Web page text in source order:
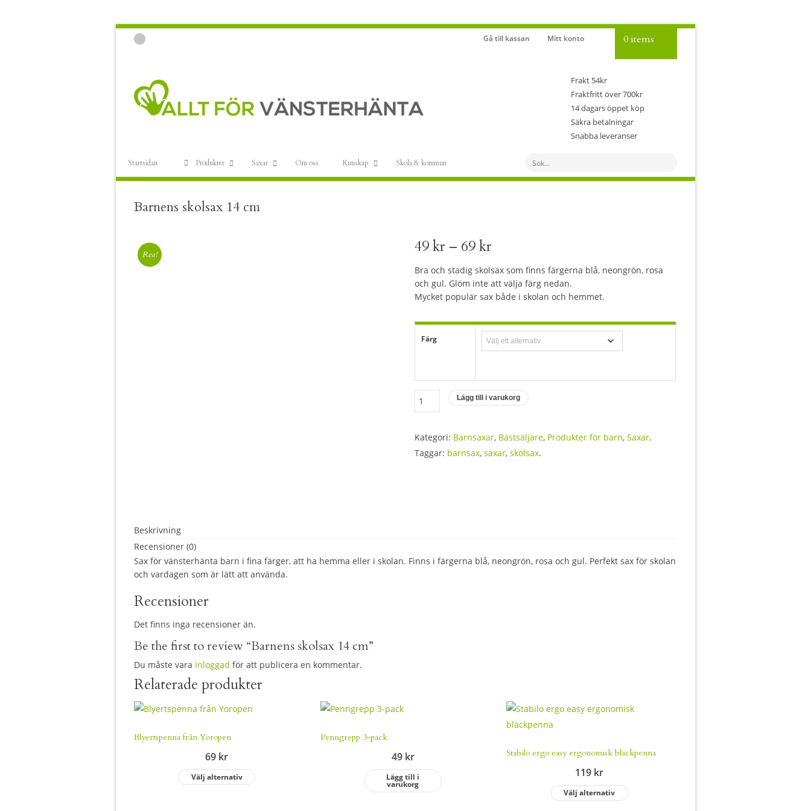
Gå till kassan Mitt konto 0 items
Frakt 54kr
Fraktfritt över 700kr
14 dagars öppet köp
Säkra betalningar
Snabba leveranser
Startsidan Produkter Saxar Om oss Kunskap Skola & kommun
Barnens skolsax 14 cm
Rea! 49kr – 69krPrisintervall:
till
69 kr
Bra och stadig skolsax som finns färgerna blå, neongrön, rosa
och gul. Glöm inte att välja färg nedan.
Mycket populär sax både i skolan och hemmet.
Färg
Barnens
skolsax
mängd
Lägg till i varukorg
Kategori: Barnsaxar, Bästsäljare, Produkter för barn,Saxar.
Taggar: barnsax,saxar,skolsax.
Beskrivning
Recensioner (0)
Sax för vänsterhänta barn i fina färger, att ha hemma eller i skolan. Finns i färgerna blå, neongrön, rosa och gul. Perfekt sax för skolan
och vardagen som är lätt att använda.
Recensioner
Det finns inga recensioner än.
Be the first to review “Barnens skolsax 14 cm”
Du måste vara inloggad för att publicera en kommentar.
Relaterade produkter
Blyertspenna från Yoropen
69 kr
Välj alternativ
Penngrepp 3-pack
49 kr
Lägg till i
varukorg
Stabilo ergo easy ergonomisk bläckpenna
119 kr
Välj alternativ